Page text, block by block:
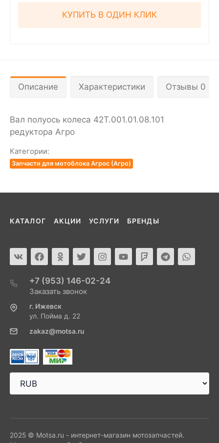
КУПИТЬ В ОДИН КЛИК
Описание Характеристики Отзывы 0
Вал полуось колеса 42Т.001.01.08.101
редуктора Агро
Категории:
Запчасти для мотоблока Агрос (Агро)
КАТАЛОГ АКЦИИ УСЛУГИ БРЕНДЫ
+7 (953) 146-02-24
Заказать звонок
г. Ижевск
ул. Пойма д. 22
zakaz@motsa.ru
2025 © Motsa.ru - интернет-магазин мотозапчастей.